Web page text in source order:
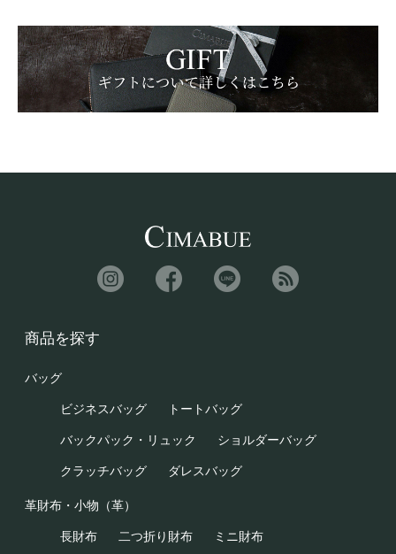
商品を探す
バッグ
ビジネスバッグ トートバッグ
バックパック・リュック ショルダーバッグ
クラッチバッグ ダレスバッグ
革財布・小物（革）
長財布 二つ折り財布 ミニ財布